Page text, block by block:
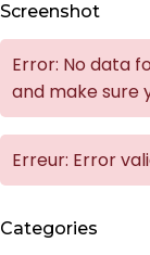
Screenshot
Error: No data
and make sure
Erreur: Error
Categories